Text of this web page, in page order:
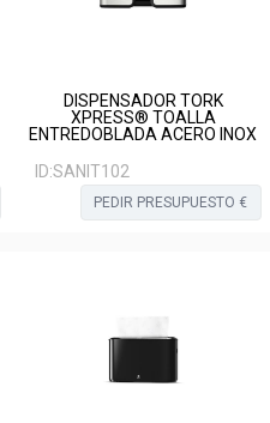
DISPENSADOR TORK
XPRESS® TOALLA
ENTREDOBLADA ACERO INOX
ID:SANIT102
PEDIR PRESUPUESTO €